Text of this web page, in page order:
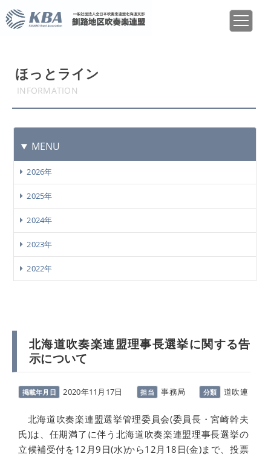
ほっとライン
INFORMATION
MENU
2026年
2025年
2024年
2023年
2022年
北海道吹奏楽連盟理事長選挙に関する告
示について
掲載年月日 2020年11月17日 担当 事務局 分類 道吹連
北海道吹奏楽連盟選挙管理委員会(委員長・宮崎幹夫
氏)は、任期満了に伴う北海道吹奏楽連盟理事長選挙の
立候補受付を12月9日(水)から12月18日(金)まで、投票